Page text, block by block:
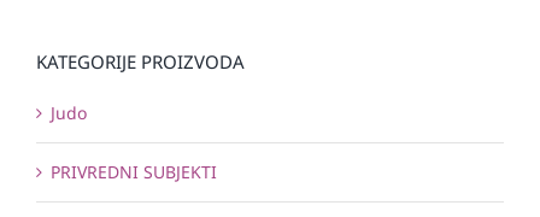
KATEGORIJE PROIZVODA
Judo
PRIVREDNI SUBJEKTI